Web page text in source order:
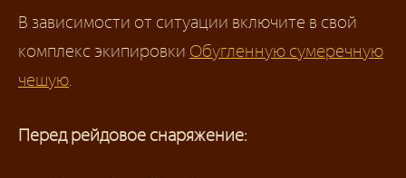
В зависимости от ситуации включите в свой
комплекс экипировки Обугленную сумеречную
чешую.
Перед рейдовое снаряжение: